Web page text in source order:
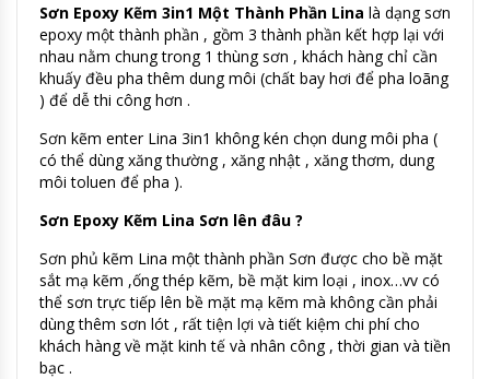
Sơn Epoxy Kẽm 3in1 Một Thành Phần Lina là dạng sơn
epoxy một thành phần , gồm 3 thành phần kết hợp lại với
nhau nằm chung trong 1 thùng sơn , khách hàng chỉ cần
khuấy đều pha thêm dung môi (chất bay hơi để pha loãng
) để dễ thi công hơn .
Sơn kẽm enter Lina 3in1 không kén chọn dung môi pha (
có thể dùng xăng thường , xăng nhật , xăng thơm, dung
môi toluen để pha ).
Sơn Epoxy Kẽm Lina Sơn lên đâu ?
Sơn phủ kẽm Lina một thành phần Sơn được cho bề mặt
sắt mạ kẽm ,ống thép kẽm, bề mặt kim loại , inox…vv có
thể sơn trực tiếp lên bề mặt mạ kẽm mà không cần phải
dùng thêm sơn lót , rất tiện lợi và tiết kiệm chi phí cho
khách hàng về mặt kinh tế và nhân công , thời gian và tiền
bạc .